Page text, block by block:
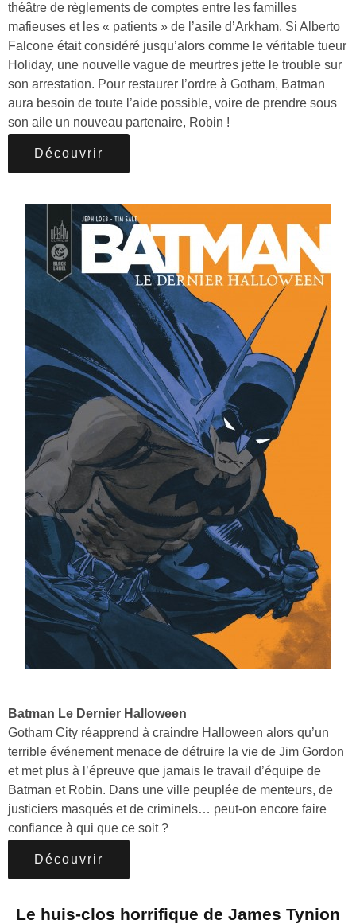
théâtre de règlements de comptes entre les familles
mafieuses et les « patients » de l’asile d’Arkham. Si Alberto
Falcone était considéré jusqu’alors comme le véritable tueur
Holiday, une nouvelle vague de meurtres jette le trouble sur
son arrestation. Pour restaurer l’ordre à Gotham, Batman
aura besoin de toute l’aide possible, voire de prendre sous
son aile un nouveau partenaire, Robin !
Découvrir
Batman Le Dernier Halloween
Gotham City réapprend à craindre Halloween alors qu’un
terrible événement menace de détruire la vie de Jim Gordon
et met plus à l’épreuve que jamais le travail d’équipe de
Batman et Robin. Dans une ville peuplée de menteurs, de
justiciers masqués et de criminels… peut-on encore faire
confiance à qui que ce soit ?
Découvrir
Le huis-clos horrifique de James Tynion